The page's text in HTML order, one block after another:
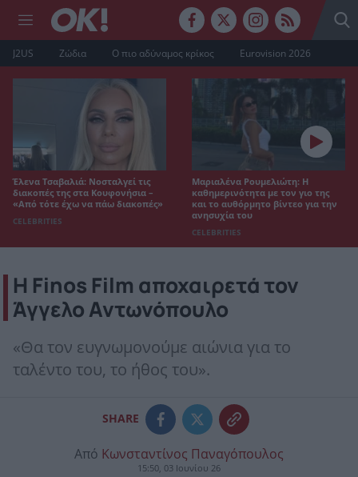
J2US Ζώδια Ο πιο αδύναμος κρίκος Eurovision 2026
Έλενα Τσαβαλιά: Νοσταλγεί τις
διακοπές της στα Κουφονήσια –
«Από τότε έχω να πάω διακοπές»
CELEBRITIES
Μαριαλένα Ρουμελιώτη: Η
καθημερινότητα με τον γιο της
και το αυθόρμητο βίντεο για την
ανησυχία του
CELEBRITIES
H Finos Film αποχαιρετά τον
Άγγελο Αντωνόπουλο
«Θα τον ευγνωμονούμε αιώνια για το
ταλέντο του, το ήθος του».
SHARE
Από Κωνσταντίνος Παναγόπουλος
15:50, 03 Ιουνίου 26